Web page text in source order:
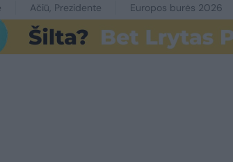
Ačiū, Prezidente Europos burės 2026